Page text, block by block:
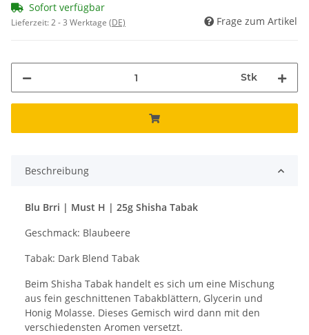
Sofort verfügbar
Lieferzeit:2 - 3 Werktage (DE) Frage zum Artikel
Stk
Beschreibung
Blu Brri | Must H | 25g Shisha Tabak
Geschmack: Blaubeere
Tabak: Dark Blend Tabak
Beim Shisha Tabak handelt es sich um eine Mischung
aus fein geschnittenen Tabakblättern, Glycerin und
Honig Molasse. Dieses Gemisch wird dann mit den
verschiedensten Aromen versetzt.